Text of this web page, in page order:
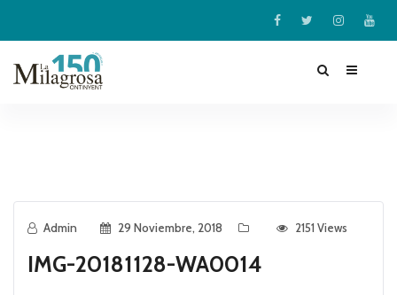
Admin 29 Noviembre, 2018 2151 Views
IMG-20181128-WA0014